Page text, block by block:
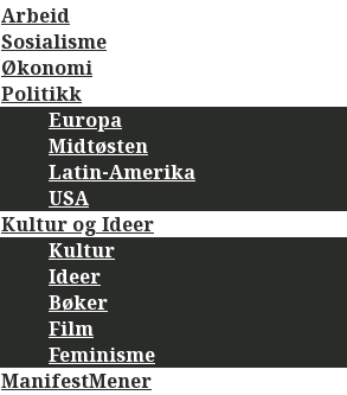
Arbeid
Sosialisme
Økonomi
Politikk
Europa
Midtøsten
Latin-Amerika
USA
Kultur og Ideer
Kultur
Ideer
Bøker
Film
Feminisme
ManifestMener